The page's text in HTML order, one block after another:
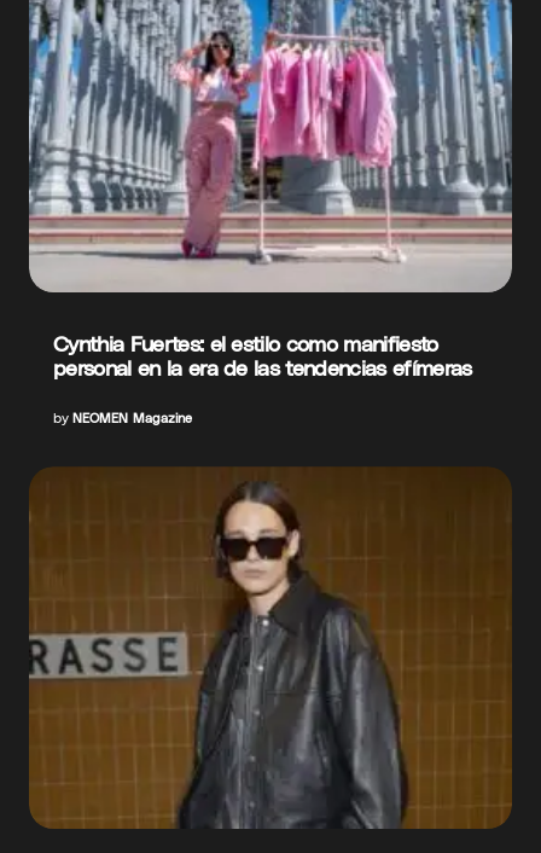
Cynthia Fuertes: el estilo como manifiesto
personal en la era de las tendencias efímeras
by NEOMEN Magazine